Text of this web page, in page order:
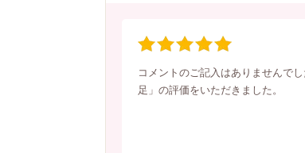
コメントのご記入はありませんで
足」の評価をいただきました。